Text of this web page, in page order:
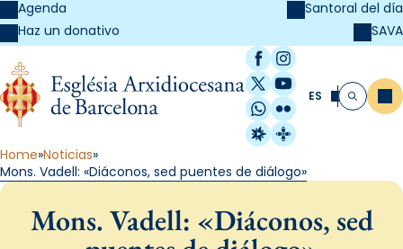
Agenda
Haz un donativo
Santoral del día
SAVA
Facebook
Instagram
X / Twitter
YouTube
WhatsApp
Flickr
Radio Estel
Catalunya
ES Buscar
Home Noticias
Mons. Vadell: «Diáconos, sed puentes de diálogo»
Mons. Vadell: «Diáconos, sed